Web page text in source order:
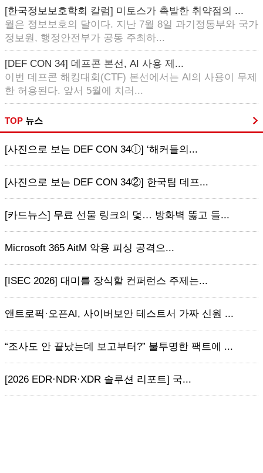
[한국정보보호학회 칼럼] 미토스가 촉발한 취약점의 ...
월은 정보보호의 달이다. 지난 7월 8일 과기정통부와 국가
정보원, 행정안전부가 공동 주최하...
[DEF CON 34] 데프콘 본선, AI 사용 제...
이번 데프콘 해킹대회(CTF) 본선에서는 AI의 사용이 무제
한 허용된다. 앞서 5월에 치러...
TOP 뉴스
[사진으로 보는 DEF CON 34ⓛ] ‘해커들의...
[사진으로 보는 DEF CON 34②] 한국팀 데프...
[카드뉴스] 무료 선물 링크의 덫… 방화벽 뚫고 들...
Microsoft 365 AitM 악용 피싱 공격으...
[ISEC 2026] 대미를 장식할 컨퍼런스 주제는...
앤트로픽·오픈AI, 사이버보안 테스트서 가짜 신원 ...
“조사도 안 끝났는데 보고부터?” 불투명한 팩트에 ...
[2026 EDR·NDR·XDR 솔루션 리포트] 국...